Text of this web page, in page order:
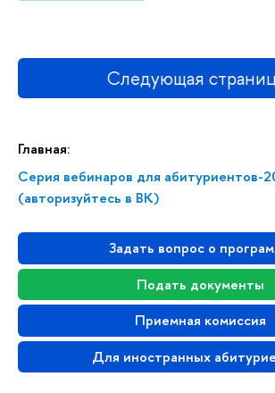
Главная:
Серия вебинаров для абитуриентов-
(авторизуйтесь в ВК)
Задать вопрос о
Подать документы
Приемная комиссия
Для иностранных
Следующая